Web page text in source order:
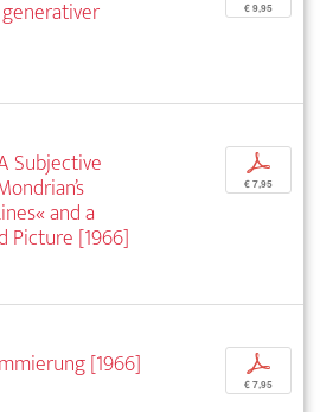
€ 9,95
Subjective
and a
Picture [1966]
p
€ 7,95
[1966]
p
€ 7,95